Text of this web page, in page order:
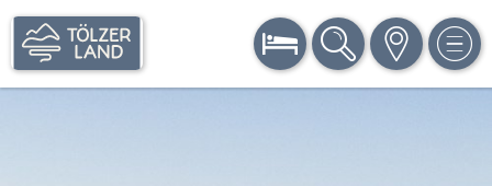
BUCHEN SUCHE KARTE MENÜ